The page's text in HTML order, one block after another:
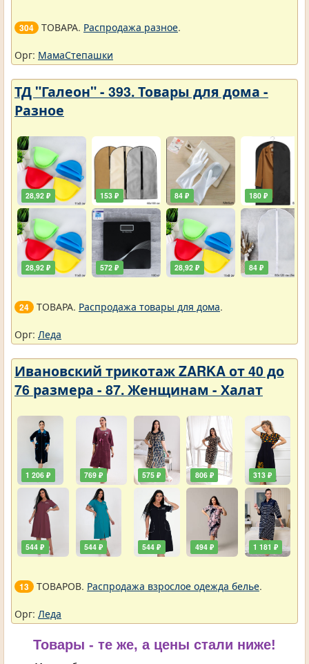
304 ТОВАРА. Распродажа разное.
Орг: МамаСтепашки
ТД "Галеон" - 393. Товары для дома -
Разное
28,92 ₽
28,92 ₽
153 ₽
572 ₽
84 ₽
28,92 ₽
180 ₽
84 ₽
24 ТОВАРА. Распродажа товары для дома.
Орг: Леда
Ивановский трикотаж ZARKA от 40 до
76 размера - 87. Женщинам - Халат
1 206 ₽
544 ₽
769 ₽
544 ₽
575 ₽
544 ₽
806 ₽
494 ₽
313 ₽
1 181 ₽
13 ТОВАРОВ. Распродажа взрослое одежда белье.
Орг: Леда
Товары - те же, а цены стали ниже!